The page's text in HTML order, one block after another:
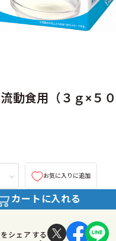
動食用（３ｇ×５
お気に入りに追加
カートに入れる
シェアする